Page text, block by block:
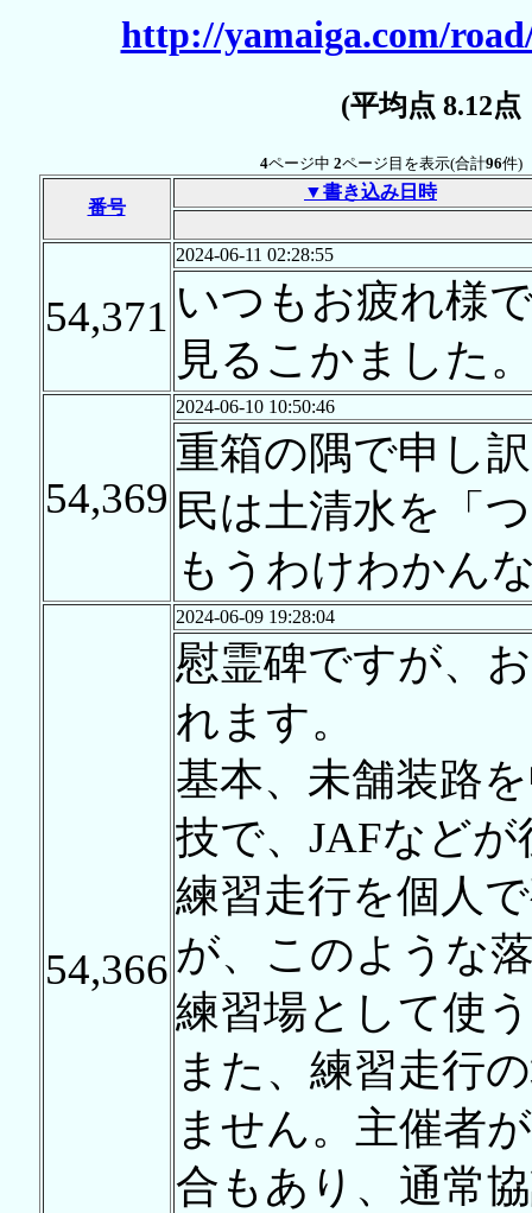
http://yamaiga.com/
(平均点 8.12
4ページ中 2ページ目を表示(合計96件)
番号
▼書き込み日時
54,371
2024-06-11 02:28:55
いつもお疲れ様
見るこかました
54,369
2024-06-10 10:50:46
重箱の隅で申し
民は土清水を「
もうわけわかん
54,366
2024-06-09 19:28:04
慰霊碑ですが、
れます。
基本、未舗装路
技で、JAFなど
練習走行を個人
が、このような
練習場として使
また、練習走行
ません。主催者
合もあり、通常